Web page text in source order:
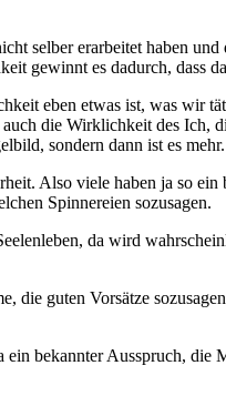
selber erarbeitet haben
gewinnt es dadurch, dass
eben etwas ist, was wir
die Wirklichkeit des Ich,
sondern dann ist es mehr.
Also viele haben ja so ein
Spinnereien sozusagen.
da wird
die guten Vorsätze
bekannter Ausspruch, die